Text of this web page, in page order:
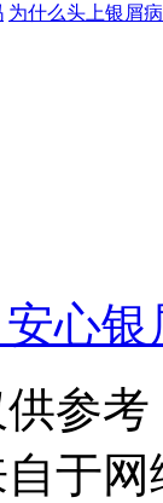
为什么头上银屑
安心银
参
于